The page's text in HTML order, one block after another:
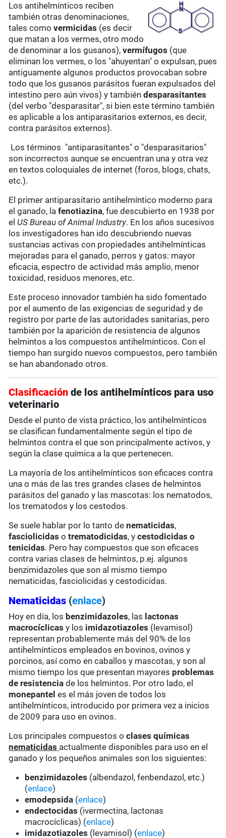
Los antihelmínticos reciben
también otras denominaciones,
tales comovermicidas (es decir
que matan a los vermes, otro modo
de denominar a los gusanos),vermífugos (que
eliminan los vermes, o los "ahuyentan" o expulsan, pues
antiguamente algunos productos provocaban sobre
todo que los gusanos parásitos fueran expulsados del
intestino pero aún vivos) y tambiéndesparasitantes
(del verbo "desparasitar", si bien este término también
es aplicable a los antiparasitarios externos, es decir,
contra parásitos externos).
Los términos "antiparasitantes" o "desparasitarios"
son incorrectos aunque se encuentran una y otra vez
en textos coloquiales de internet (foros, blogs, chats,
etc.).
El primer antiparasitario antihelmíntico moderno para
el ganado, lafenotiazina, fue descubierto en 1938 por
el US Bureau of Animal Industry. En los años sucesivos
los investigadores han ido descubriendo nuevas
sustancias activas con propiedades antihelmínticas
mejoradas para el ganado, perros y gatos: mayor
eficacia, espectro de actividad más amplio, menor
toxicidad, residuos menores, etc.
Este proceso innovador también ha sido fomentado
por el aumento de las exigencias de seguridad y de
registro por parte de las autoridades sanitarias, pero
también por la aparición de resistencia de algunos
helmintos a los compuestos antihelmínticos. Con el
tiempo han surgido nuevos compuestos, pero también
se han abandonado otros.
Clasificación de los antihelmínticos para uso
veterinario
Desde el punto de vista práctico, los antihelmínticos
se clasifican fundamentalmente según el tipo de
helmintos contra el que son principalmente activos, y
según la clase química a la que pertenecen.
La mayoría de los antihelmínticos son eficaces contra
una o más de las tres grandes clases de helmintos
parásitos del ganado y las mascotas: los nematodos,
los trematodos y los cestodos.
Se suele hablar por lo tanto denematicidas,
fasciolicidas otrematodicidas, ycestodicidas o
tenicidas. Pero hay compuestos que son eficaces
contra varias clases de helmintos, p.ej. algunos
benzimidazoles que son al mismo tiempo
nematicidas, fasciolicidas y cestodicidas.
Nematicidas (enlace)
Hoy en día, los benzimidazoles, las lactonas
macrocíclicas y los imidazotiazoles (levamisol)
representan probablemente más del 90% de los
antihelmínticos empleados en bovinos, ovinos y
porcinos, así como en caballos y mascotas, y son al
mismo tiempo los que presentan mayores problemas
de resistencia de los helmintos. Por otro lado, el
monepantel es el más joven de todos los
antihelmínticos, introducido por primera vez a inicios
de 2009 para uso en ovinos.
Los principales compuestos oclases químicas
nematicidas actualmente disponibles para uso en el
ganado y los pequeños animales son los siguientes:
benzimidazoles (albendazol, fenbendazol, etc.)
(enlace)
emodepsida (enlace)
endectocidas (ivermectina, lactonas
macrocíclicas) (enlace)
imidazotiazoles (levamisol) (enlace)